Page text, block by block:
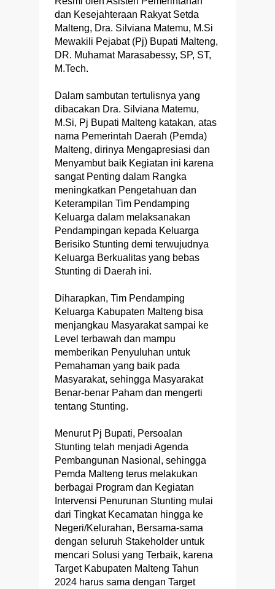
dan Kesejahteraan Rakyat Setda
Malteng, Dra. Silviana Matemu, M.Si
Mewakili Pejabat (Pj) Bupati Malteng,
DR. Muhamat Marasabessy, SP, ST,
M.Tech.
Dalam sambutan tertulisnya yang
dibacakan Dra. Silviana Matemu,
M.Si, Pj Bupati Malteng katakan, atas
nama Pemerintah Daerah (Pemda)
Malteng, dirinya Mengapresiasi dan
Menyambut baik Kegiatan ini karena
sangat Penting dalam Rangka
meningkatkan Pengetahuan dan
Keterampilan Tim Pendamping
Keluarga dalam melaksanakan
Pendampingan kepada Keluarga
Berisiko Stunting demi terwujudnya
Keluarga Berkualitas yang bebas
Stunting di Daerah ini.
Diharapkan, Tim Pendamping
Keluarga Kabupaten Malteng bisa
menjangkau Masyarakat sampai ke
Level terbawah dan mampu
memberikan Penyuluhan untuk
Pemahaman yang baik pada
Masyarakat, sehingga Masyarakat
Benar-benar Paham dan mengerti
tentang Stunting.
Menurut Pj Bupati, Persoalan
Stunting telah menjadi Agenda
Pembangunan Nasional, sehingga
Pemda Malteng terus melakukan
berbagai Program dan Kegiatan
Intervensi Penurunan Stunting mulai
dari Tingkat Kecamatan hingga ke
Negeri/Kelurahan, Bersama-sama
dengan seluruh Stakeholder untuk
mencari Solusi yang Terbaik, karena
Target Kabupaten Malteng Tahun
2024 harus sama dengan Target